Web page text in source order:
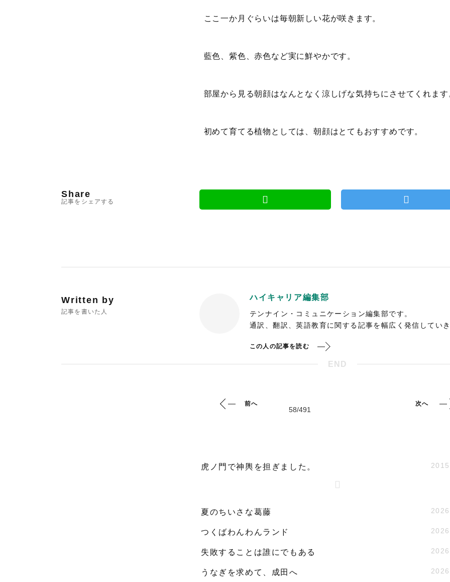
ここ一か月ぐらいは毎朝新しい花が咲きます。
藍色、紫色、赤色など実に鮮やかです。
部屋から見る朝顔はなんとなく涼しげな気持ちにさせてくれます
初めて育てる植物としては、朝顔はとてもおすすめです。
Share
記事をシェアする
Written by
記事を書いた人
ハイキャリア編集部
テンナイン・コミュニケーション編集部です。
通訳、翻訳、英語教育に関する記事を幅広く発信してい
この人の記事を読む
END
前へ 次へ
虎ノ門で神輿を担ぎました。
夏のちいさな葛藤
つくばわんわんランド
失敗することは誰にでもある
うなぎを求めて、成田へ